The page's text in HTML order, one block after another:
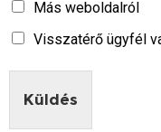
Más weboldalról
Visszatérő ügyfél
Küldés